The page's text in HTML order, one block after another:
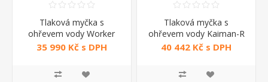
Tlaková myčka s
ohřevem vody Worker
4590 - Annovi Reverberi
35 990 Kč s DPH
Tlaková myčka s
ohřevem vody Kaiman-R
Fasa
40 442 Kč s DPH